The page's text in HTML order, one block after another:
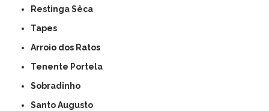
Restinga Sêca
Tapes
Arroio dos Ratos
Tenente Portela
Sobradinho
Santo Augusto